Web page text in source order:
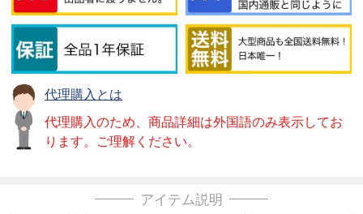
代理購入とは
代理購入のため、商品詳細は外国語のみ表示してお
ります。ご理解ください。
アイテム説明